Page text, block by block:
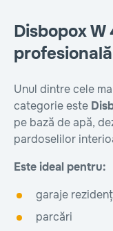
Disbopox W
Unul dintre cele
categorie este
pe bază de apă,
pardoselilor
Este ideal pentru:
garaje
parcări